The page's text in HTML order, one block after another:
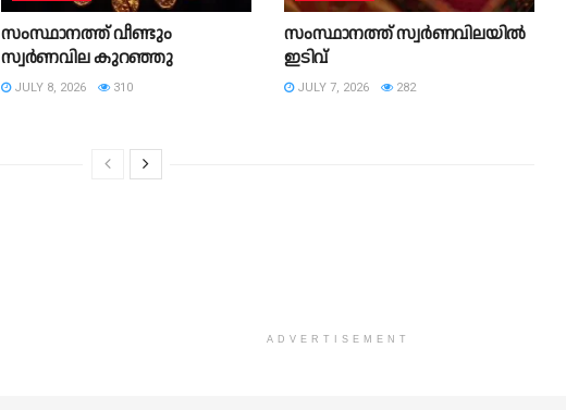
സംസ്ഥാനത്ത് വീണ്ടും
സ്വര്‍ണവില കുറഞ്ഞു
JULY 8, 2026 310
സംസ്ഥാനത്ത് സ്വര്‍ണവിലയിൽ
ഇടിവ്
JULY 7, 2026 282
ADVERTISEMENT